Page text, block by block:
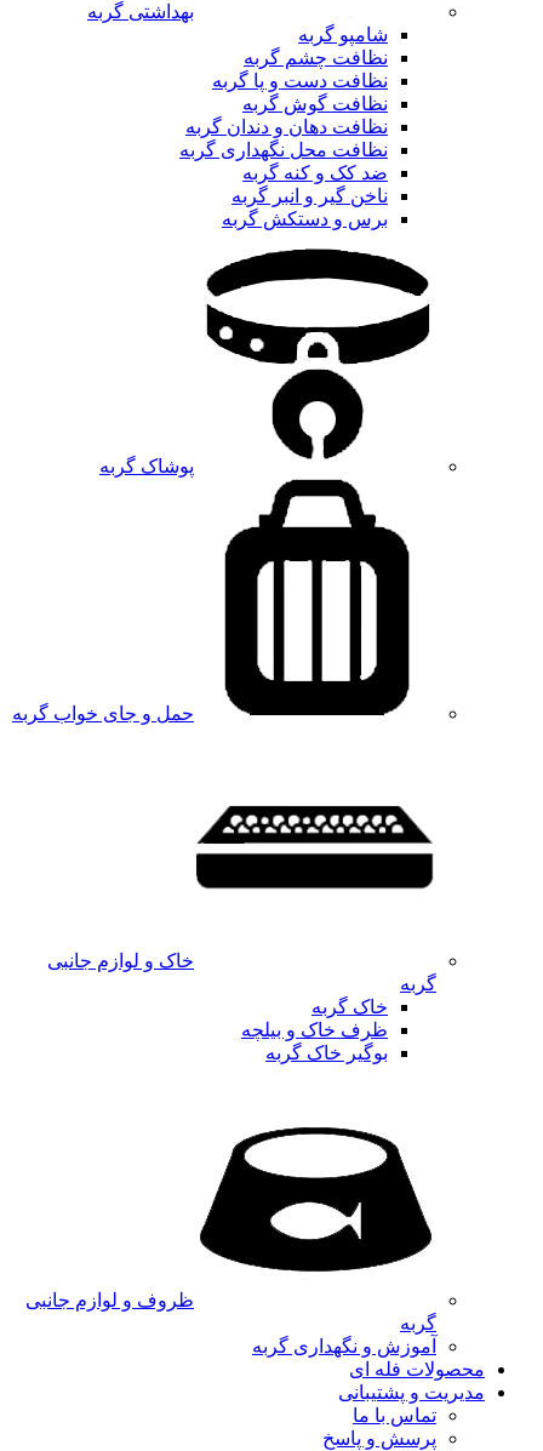
بهداشتی گربه
شامپو گربه
نظافت چشم گربه
نظافت دست و پا گربه
نظافت گوش گربه
نظافت دهان و دندان گربه
نظافت محل نگهداری گربه
ضد کک و کنه گربه
ناخن گیر و انبر گربه
برس و دستکش گربه
پوشاک گربه
حمل و جای خواب گربه
خاک و لوازم جانبی
گربه
خاک گربه
ظرف خاک و بیلچه
بوگیر خاک گربه
ظروف و لوازم جانبی
گربه
آموزش و نگهداری گربه
محصولات فله ای
مدیریت و پشتیبانی
تماس با ما
پرسش و پاسخ